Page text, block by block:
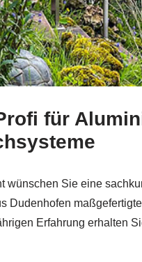
✓Balkongeländer,
für
Sie eine
Erfahrung erhalten